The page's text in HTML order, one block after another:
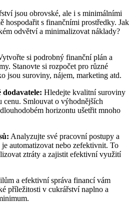
jsou obrovské, ale i s minimálními
hospodařit s finančními prostředky. Jak
odvětví a minimalizovat náklady?
si podrobný finanční plán a
Stanovte si rozpočet pro různé
jsou suroviny, nájem, marketing atd.
dodavatele: Hledejte kvalitní suroviny
cenu. Smlouvat o výhodnějších
horizontu ušetřit mnoho
Analyzujte své pracovní postupy a
automatizovat nebo zefektivnit. To
ztráty a zajistit efektivní využití
a efektivní správa financí vám
příležitosti v cukrářství naplno a